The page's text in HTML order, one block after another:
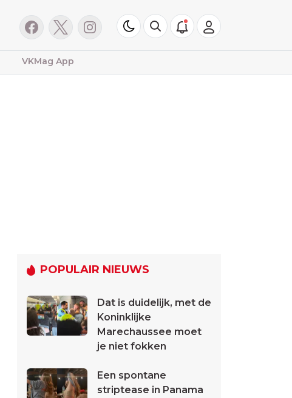
VKMag App
POPULAIR NIEUWS
Dat is duidelijk, met de
Koninklijke
Marechaussee moet
je niet fokken
Een spontane
striptease in Panama